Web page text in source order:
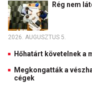
Rég nem
2026. AUGUSZTUS 5.
Hőhatárt követelnek a
Megkongatták a
cégek